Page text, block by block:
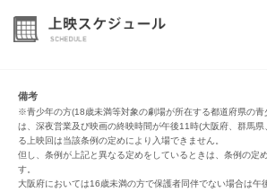
備考
※青少年の方(18歳未満等対象の劇場が所在する都道府県の
は、深夜営業及び映画の終映時間が午後11時(大阪府、群馬県
る上映回は当該条例の定めにより入場できません。
但し、条例が上記と異なる定めをしているときは、条例の定
す。
大阪府においては16歳未満の方で保護者同伴でない場合は午